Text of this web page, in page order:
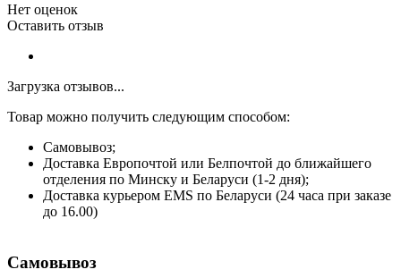
Нет оценок
Оставить отзыв
Загрузка отзывов...
Товар можно получить следующим способом:
Самовывоз;
Доставка Европочтой или Белпочтой до ближайшего
отделения по Минску и Беларуси (1-2 дня);
Доставка курьером EMS по Беларуси (24 часа при заказе
до 16.00)
Самовывоз